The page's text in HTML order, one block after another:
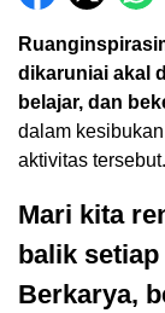
dikaruniai akal
belajar, dan
dalam
aktivitas tersebut.
Mari kita
balik
Berkarya,